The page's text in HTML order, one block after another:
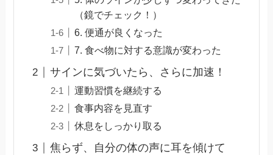
（鏡でチェック！）
6. 便通が良くなった
7. 食べ物に対する意識が変わった
サインに気づいたら、さらに加速！
運動習慣を継続する
食事内容を見直す
休息をしっかり取る
焦らず、自分の体の声に耳を傾けて